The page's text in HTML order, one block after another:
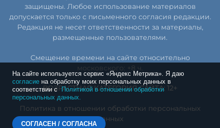
На сайте используется сервис «Яндекс Метрика». Я даю
согласие на обработку моих персональных данных в
соответствии сПолитикой в отношении обработки
персональных данных.
СОГЛАСЕН / СОГЛАСНА
защищены. Любое использование материалов
допускается только с письменного согласия редакции.
Редакция не несет ответственности за материалы,
размещенные пользователями.
Смещение времени на сайте относительно
московского: +8 ч.
ВОЗРАСТНАЯ КАТЕГОРИЯ САЙТА: 12+
Политика в отношении обработки персональных
данных